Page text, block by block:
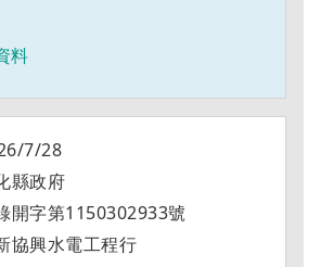
料
7/28
縣政府
開字第1150302933號
協興水電工程行